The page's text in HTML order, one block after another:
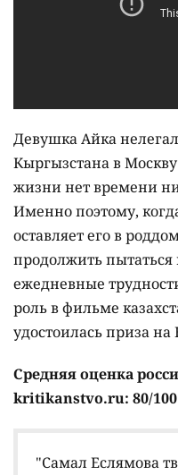
Девушка Айка
Кыргызстана в
жизни нет времени
Именно поэтому,
оставляет его в
продолжить
ежедневные
роль в фильме
удостоилась приза
Средняя оценка
kritikanstvo.ru: 80/100
"Самал Еслямова